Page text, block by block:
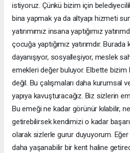
istiyoruz. Çünkü bizim için
bina yapmak ya da altyapı hizmeti
yatırımımız insana yaptığımız
çocuğa yaptığımız yatırımdır.
dayanışıyor, sosyalleşiyor, meslek
emekleri değer buluyor. Elbette bizim
değil. Bu çalışmaları daha kurumsal
yapıya kavuşturacağız. Biz sizlerin
Bu emeği ne kadar görünür kılabilir,
getirebilirsek kendimizi o kadar
olarak sizlerle gurur duyuyorum. Eğer
daha yaşanabilir bir kent haline